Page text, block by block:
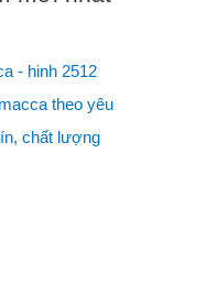
theo yêu
chất lượng